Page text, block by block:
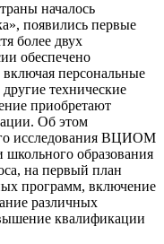
началось
появились первые
более двух
обеспечено
персональные
технические
приобретают
Об этом
исследования ВЦИОМ
образования
на первый план
программ, включение
различных
квалификации